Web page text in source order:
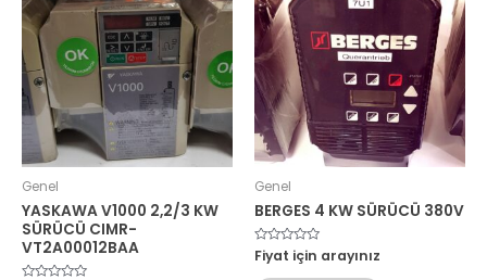
Genel
YASKAWA V1000 2,2/3 KW
SÜRÜCÜ CIMR-
VT2A00012BAA
Genel
BERGES 4 KW SÜRÜCÜ 380V
5
üzerinden
Fiyat için arayınız